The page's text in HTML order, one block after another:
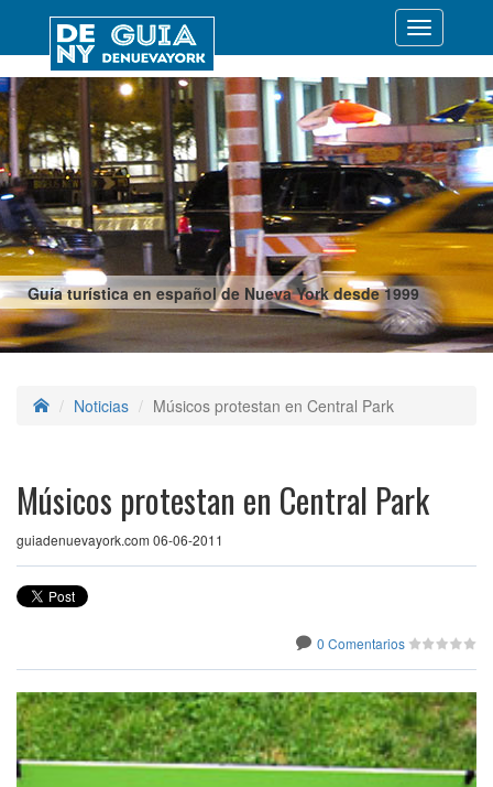
Guía turística en español de Nueva York desde 1999
Desplegar
Noticias Músicos protestan en Central Park
Músicos protestan en Central Park
guiadenuevayork.com 06-06-2011
0 Comentarios